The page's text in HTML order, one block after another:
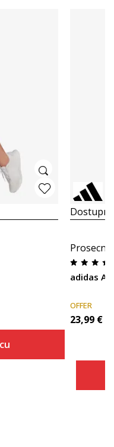
adidas
OFFER
23,99 €